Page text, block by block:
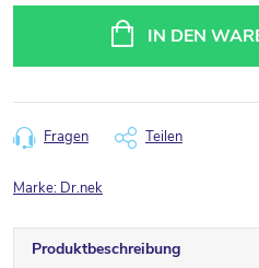
IN DEN
Fragen Teilen
Marke: Dr.nek
Produktbeschreibung